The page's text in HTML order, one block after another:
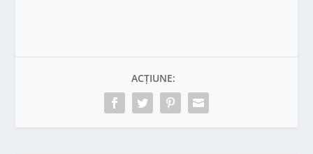
ACȚIUNE: